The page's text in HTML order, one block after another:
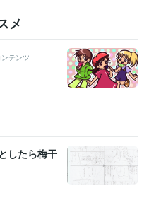
メ
ンテンツ
したら梅干